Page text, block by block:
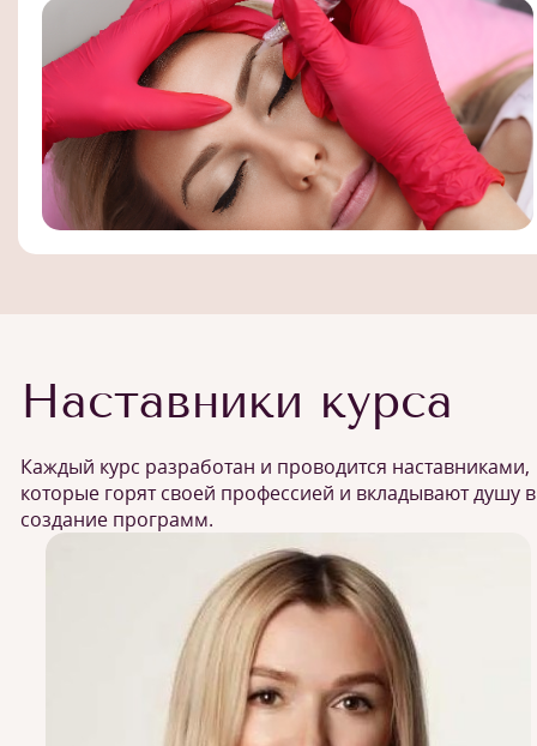
Наставники курса
Каждый курс разработан и проводится наставниками,
которые горят своей профессией и вкладывают душу в
создание программ.